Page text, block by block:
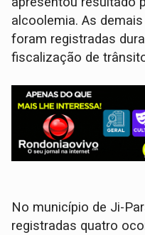
alcoolemia. As
foram registradas
fiscalização de
No município de Ji-
registradas quatro